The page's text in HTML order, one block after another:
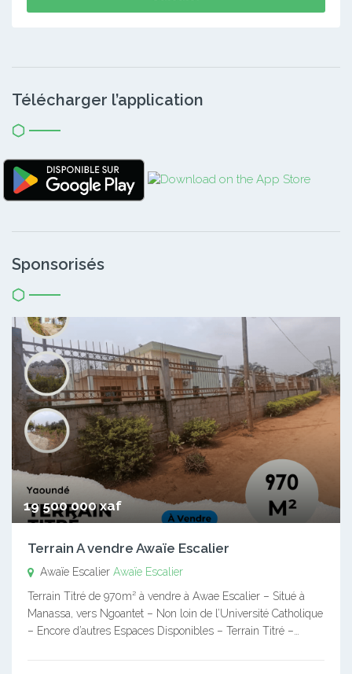
Télécharger l’application
Sponsorisés
19 500 000 xaf
Terrain A vendre Awaïe Escalier
Awaïe Escalier Awaïe Escalier
Terrain Titré de 970m² à vendre à Awae Escalier – Situé à
Manassa, vers Ngoantet – Non loin de l’Université Catholique
– Encore d’autres Espaces Disponibles – Terrain Titré –…